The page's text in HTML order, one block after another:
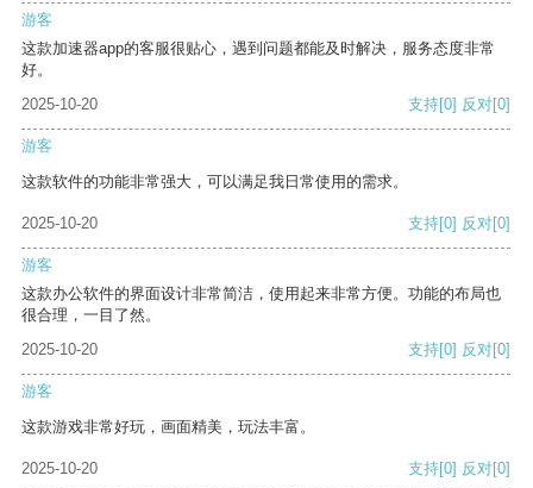
游客
这款加速器app的客服很贴心，遇到问题都能及时解决，服务态度非常
好。
2025-10-20
支持[0] 反对[0]
游客
这款软件的功能非常强大，可以满足我日常使用的需求。
2025-10-20 支持[0] 反对[0]
游客
这款办公软件的界面设计非常简洁，使用起来非常方便。功能的布局也
很合理，一目了然。
2025-10-20
支持[0] 反对[0]
游客
这款游戏非常好玩，画面精美，玩法丰富。
2025-10-20 支持[0] 反对[0]